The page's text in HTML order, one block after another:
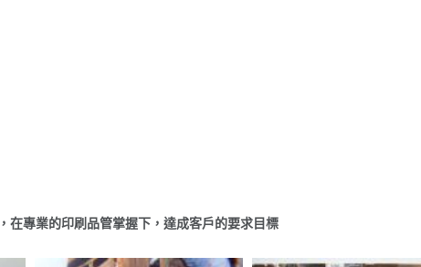
在專業的印刷品管掌握下，達成客戶的要求目標